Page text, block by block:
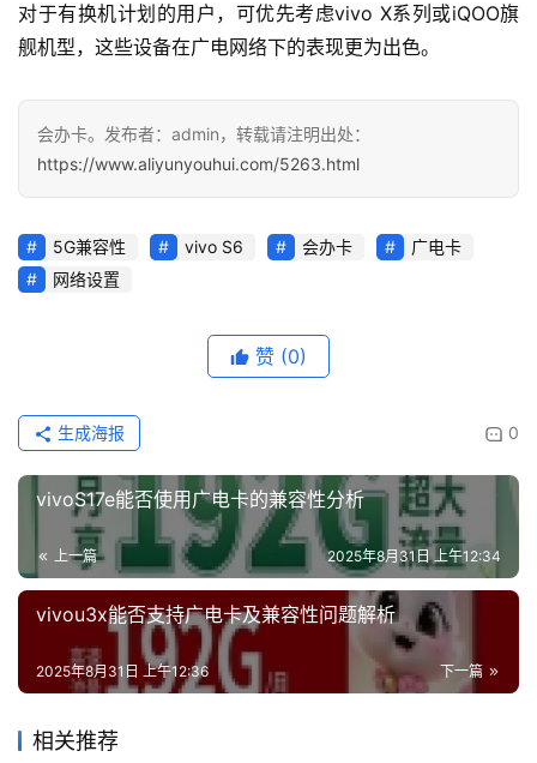
对于有换机计划的用户，可优先考虑vivo X系列或iQOO旗
舰机型，这些设备在广电网络下的表现更为出色。
会办卡。发布者：admin，转载请注明出处：
https://www.aliyunyouhui.com/5263.html
5G兼容性 vivo S6 会办卡
广电卡
网络设置
赞 (0)
0
生成海报
vivoS17e能否使用广电卡的兼容性分析
上一篇 2025年8月31日 上午12:34
vivou3x能否支持广电卡及兼容性问题解析
下一篇
2025年8月31日 上午12:36
相关推荐